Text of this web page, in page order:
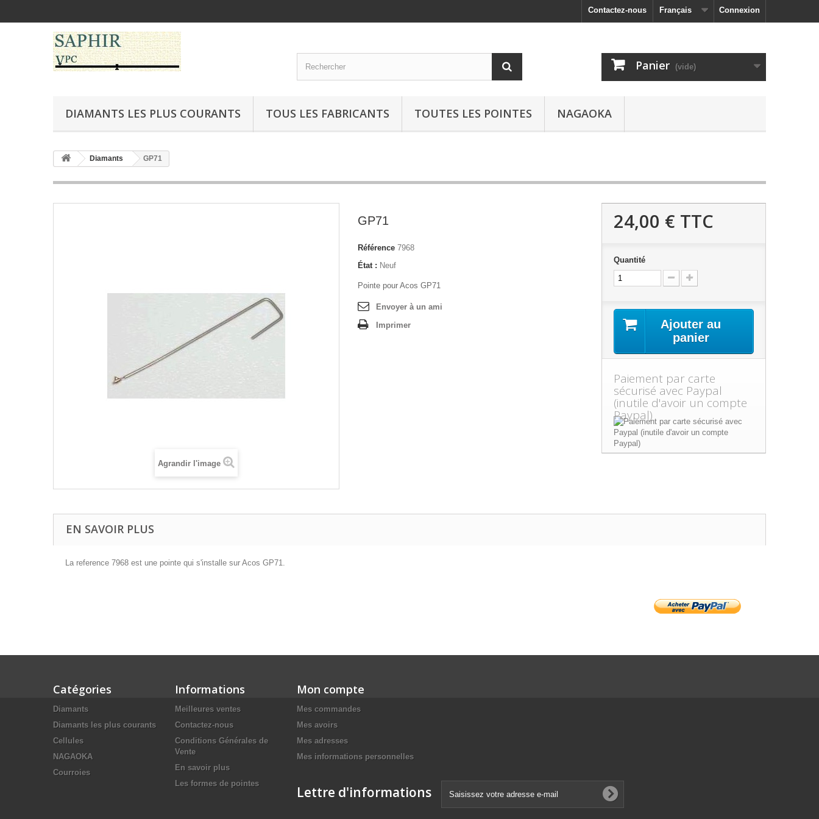
Connexion
Français
Contactez-nous
Panier (vide)
DIAMANTS LES PLUS COURANTS TOUS LES FABRICANTS TOUTES LES POINTES NAGAOKA
Diamants GP71
Agrandir l'image
GP71
Référence 7968
État : Neuf
Pointe pour Acos GP71
Envoyer à un ami
Imprimer
24,00 € TTC
Quantité
Ajouter au
panier
Paiement par carte
sécurisé avec Paypal
(inutile d'avoir un compte
Paypal)
EN SAVOIR PLUS
La reference 7968 est une pointe qui s'installe sur Acos GP71.
Catégories
Diamants
Diamants les plus courants
Cellules
NAGAOKA
Courroies
Informations
Meilleures ventes
Contactez-nous
Conditions Générales de
Vente
En savoir plus
Les formes de pointes
Mon compte
Mes commandes
Mes avoirs
Mes adresses
Mes informations personnelles
Lettre d'informations